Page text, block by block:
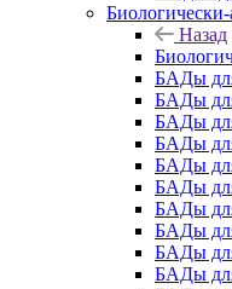
Назад
БАДы
БАДы
БАДы
БАДы
БАДы
БАДы
БАДы
БАДы
БАДы
БАДы